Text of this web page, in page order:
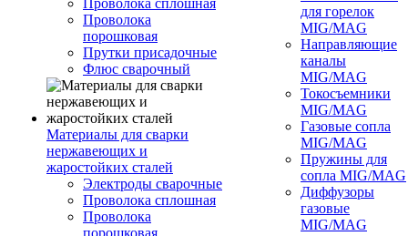
Проволока сплошная
Проволока
порошковая
Прутки присадочные
Флюс сварочный
Материалы для сварки
нержавеющих и
жаростойких сталей
Электроды сварочные
Проволока сплошная
Проволока
порошковая
для горелок
MIG/MAG
Направляющие
каналы
MIG/MAG
Токосъемники
MIG/MAG
Газовые сопла
MIG/MAG
Пружины для
сопла MIG/MAG
Диффузоры
газовые
MIG/MAG